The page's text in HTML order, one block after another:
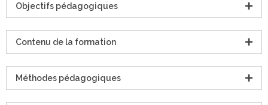
Objectifs pédagogiques
Contenu de la formation
Méthodes pédagogiques